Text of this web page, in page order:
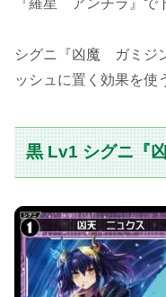
シグニ『凶魔 ガミジ
ッシュに置く効果を使
黒 Lv1 シグニ『